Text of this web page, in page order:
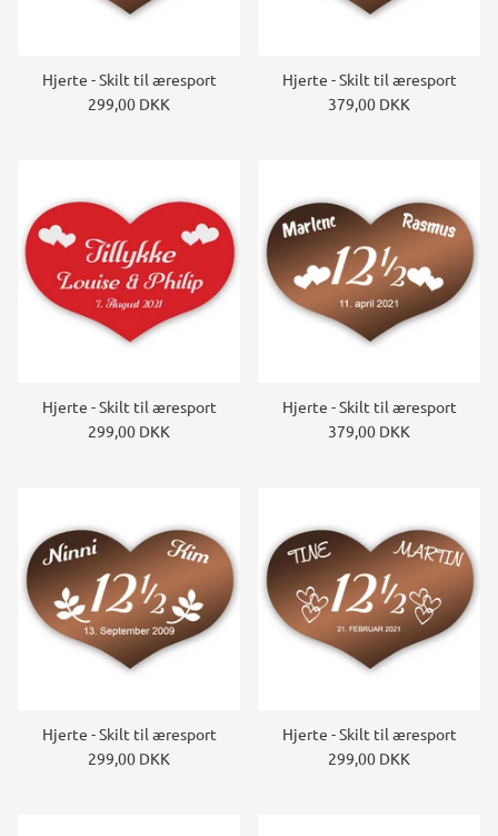
Hjerte - Skilt til æresport
299,00 DKK
Hjerte - Skilt til æresport
379,00 DKK
Hjerte - Skilt til æresport
299,00 DKK
Hjerte - Skilt til æresport
379,00 DKK
Hjerte - Skilt til æresport
299,00 DKK
Hjerte - Skilt til æresport
299,00 DKK